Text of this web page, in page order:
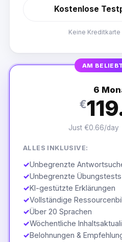
Kostenlose
Keine
AM
6
€
Just €0.66/day
ALLES INKLUSIVE:
✓Unbegrenzte
✓Unbegrenzte Übungstests
✓KI-gestützte Erklärungen
✓Vollständige
✓Über 20 Sprachen
✓Wöchentliche
✓Belohnungen &